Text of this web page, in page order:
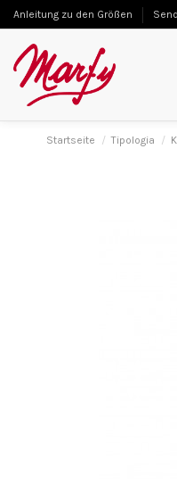
Anleitung zu den Größen
Startseite Tipologia